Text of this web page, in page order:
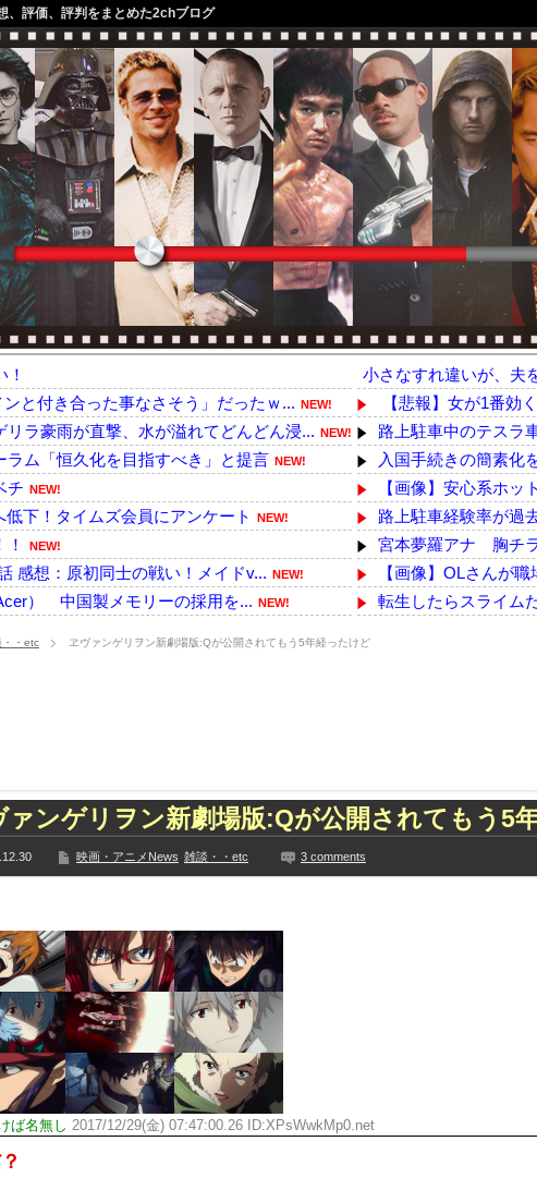
、評価、評判をまとめた2chブログ
と付き合った事なさそう」だったｗ... NEW!
ラ豪雨が直撃、水が溢れてどんどん浸... NEW!
ム「恒久化を目指すべき」と提言 NEW!
チ NEW!
下！タイムズ会員にアンケート NEW!
NEW!
感想：原初同士の戦い！メイドv... NEW!
） 中国製メモリーの採用を... NEW!
・・
イントに気がつくwwwwwww
がW不倫‼共演した久保史緒里と中村麗...
演の映画で演技に初挑戦‼
議員総会での意見や総括を踏まえ、適...
破壊力が半端ない【梅咲遥】
ーズを手に入れる
テレビ朝日「ひたすら自民批判！」...
脅された。辞めたら1週間もしないう...
でもない領域へｗｗｗｗｗｗ
の配線ぐちゃぐちゃさせない方法教え...
「タイカン」はテスラのライバルに...
当たりだったｗｗｗｗｗｗｗｗｗｗｗｗ...
キきてくれｗｗｗｗｗｗｗｗｗ
小さなすれ違いが、夫
【悲報】女が1番効
路上駐車中のテスラ
入国手続きの簡素化
【画像】安心系ホッ
路上駐車経験率が過
宮本夢羅アナ 胸チ
【画像】OLさんが
転生したらスライム
Switch2版『FF14』
【衝撃】中居正広
『拳闘暗黒伝セスタ
声優の声でAI動画作
出自が社長にバレて
・・etc ヱヴァンゲリヲン新劇場版:Qが公開されてもう5年経ったけど
ァンゲリヲン新劇場版:Qが公開されてもう5
映画・アニメNews 雑談・・etc 3 comments
ば名無し 2017/12/29(金) 07:47:00.26 ID:XPsWwkMp0.net